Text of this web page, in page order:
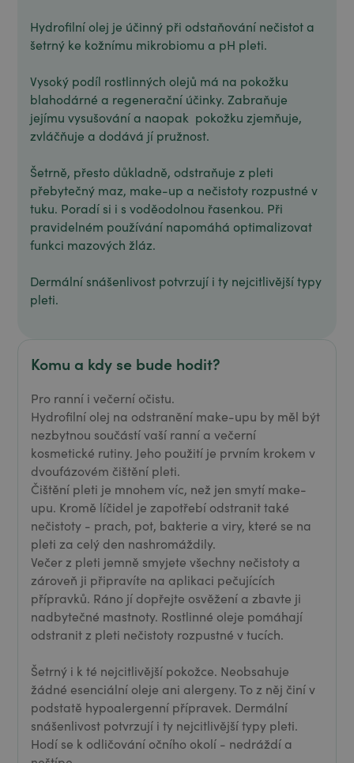
Hydrofilní olej je účinný při odstaňování nečistot a
šetrný ke kožnímu mikrobiomu a pH pleti.
Vysoký podíl rostlinných olejů má na pokožku
blahodárné a regenerační účinky. Zabraňuje
jejímu vysušování a naopak pokožku zjemňuje,
zvláčňuje a dodává jí pružnost.
Šetrně, přesto důkladně, odstraňuje z pleti
přebytečný maz, make-up a nečistoty rozpustné v
tuku. Poradí si i s voděodolnou řasenkou. Při
pravidelném používání napomáhá optimalizovat
funkci mazových žláz.
Dermální snášenlivost potvrzují i ty nejcitlivější typy
pleti.
Komu a kdy se bude hodit?
Pro ranní i večerní očistu.
Hydrofilní olej na odstranění make-upu by měl být
nezbytnou součástí vaší ranní a večerní
kosmetické rutiny. Jeho použití je prvním krokem v
dvoufázovém čištění pleti.
Čištění pleti je mnohem víc, než jen smytí make-
upu. Kromě líčidel je zapotřebí odstranit také
nečistoty - prach, pot, bakterie a viry, které se na
pleti za celý den nashromáždily.
Večer z pleti jemně smyjete všechny nečistoty a
zároveň ji připravíte na aplikaci pečujících
přípravků. Ráno jí dopřejte osvěžení a zbavte ji
nadbytečné mastnoty. Rostlinné oleje pomáhají
odstranit z pleti nečistoty rozpustné v tucích.
Šetrný i k té nejcitlivější pokožce. Neobsahuje
žádné esenciální oleje ani alergeny. To z něj činí v
podstatě hypoalergenní přípravek. Dermální
snášenlivost potvrzují i ty nejcitlivější typy pleti.
Hodí se k odličování očního okolí - nedráždí a